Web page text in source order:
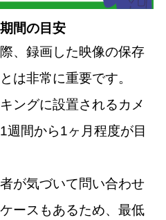
間の目安
、録画した映像の保存
は非常に重要です。
ングに設置されるカメ
週間から1ヶ月程度が目
が気づいて問い合わせ
ースもあるため、最低